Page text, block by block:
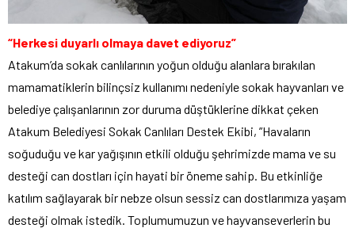
“Herkesi duyarlı olmaya davet ediyoruz”
Atakum’da sokak canlılarının yoğun olduğu alanlara bırakılan
mamamatiklerin bilinçsiz kullanımı nedeniyle sokak hayvanları ve
belediye çalışanlarının zor duruma düştüklerine dikkat çeken
Atakum Belediyesi Sokak Canlıları Destek Ekibi, ”Havaların
soğuduğu ve kar yağışının etkili olduğu şehrimizde mama ve su
desteği can dostları için hayati bir öneme sahip. Bu etkinliğe
katılım sağlayarak bir nebze olsun sessiz can dostlarımıza yaşam
desteği olmak istedik. Toplumumuzun ve hayvanseverlerin bu